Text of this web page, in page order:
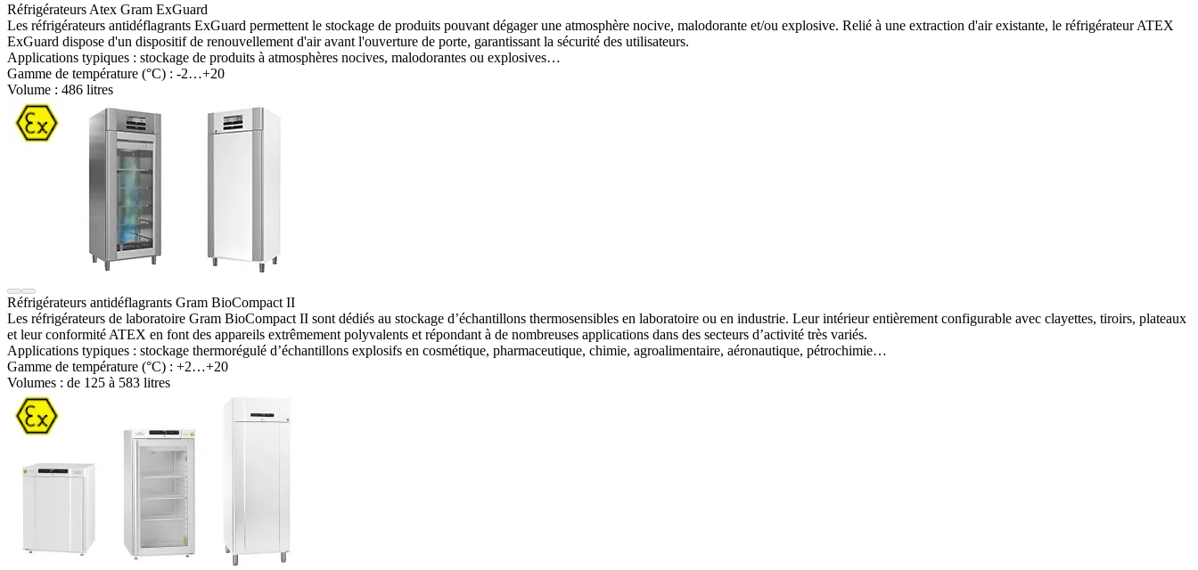
Réfrigérateurs Atex Gram ExGuard
Les réfrigérateurs antidéflagrants ExGuard permettent le stockage de produits pouvant dégager une atmosphère nocive, malodorante et/ou explosive. Relié à une extraction d'air existante, le réfrigérateur ATEX
ExGuard dispose d'un dispositif de renouvellement d'air avant l'ouverture de porte, garantissant la sécurité des utilisateurs.
Applications typiques : stockage de produits à atmosphères nocives, malodorantes ou explosives…
Gamme de température (°C) : -2…+20
Volume : 486 litres
Réfrigérateurs antidéflagrants Gram BioCompact II
Les réfrigérateurs de laboratoire Gram BioCompact II sont dédiés au stockage d’échantillons thermosensibles en laboratoire ou en industrie. Leur intérieur entièrement configurable avec clayettes, tiroirs, plateaux
et leur conformité ATEX en font des appareils extrêmement polyvalents et répondant à de nombreuses applications dans des secteurs d’activité très variés.
Applications typiques : stockage thermorégulé d’échantillons explosifs en cosmétique, pharmaceutique, chimie, agroalimentaire, aéronautique, pétrochimie…
Gamme de température (°C) : +2…+20
Volumes : de 125 à 583 litres